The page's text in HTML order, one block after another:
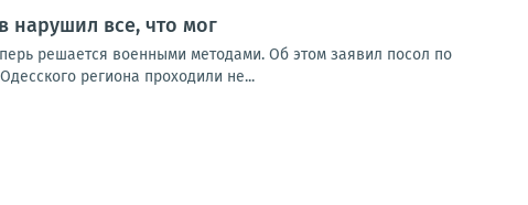
нарушил все, что мог
решается военными методами. Об этом заявил посол по
региона проходили не...